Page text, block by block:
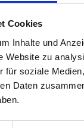
Cookies
Inhalte und
Website zu
für soziale
Daten